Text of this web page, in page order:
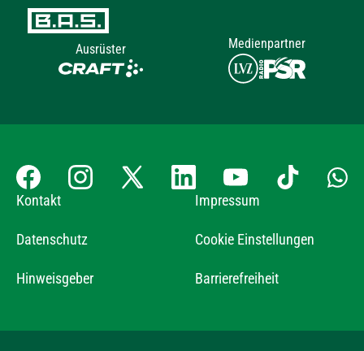
Ausrüster Medienpartner
Kontakt Impressum
Datenschutz Cookie Einstellungen
Hinweisgeber Barrierefreiheit